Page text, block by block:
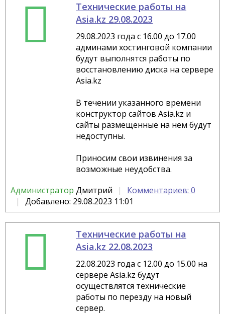
Технические работы на
Asia.kz 29.08.2023
29.08.2023 года с 16.00 до 17.00
админами хостинговой компании
будут выполнятся работы по
восстановлению диска на сервере
Asia.kz
В течении указанного времени
конструктор сайтов Asia.kz и
сайты размещенные на нем будут
недоступны.
Приносим свои извинения за
возможные неудобства.
Администратор Дмитрий
Комментариев: 0
Добавлено: 29.08.2023 11:01
Технические работы на
Asia.kz 22.08.2023
22.08.2023 года с 12.00 до 15.00 на
сервере Asia.kz будут
осуществлятся технические
работы по перезду на новый
сервер.